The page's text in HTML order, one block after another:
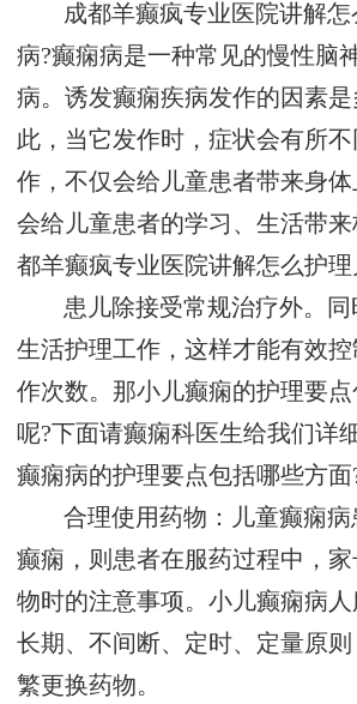
成都羊癫疯专业医院讲解
病?癫痫病是一种常见的慢性脑
病。诱发癫痫疾病发作的因素是
此，当它发作时，症状会有所
作，不仅会给儿童患者带来身体
会给儿童患者的学习、生活带
都羊癫疯专业医院讲解怎么护理
患儿除接受常规治疗外。
生活护理工作，这样才能有效
作次数。那小儿癫痫的护理要
呢?下面请癫痫科医生给我们详
癫痫病的护理要点包括哪些方面
合理使用药物：儿童癫痫
癫痫，则患者在服药过程中，
物时的注意事项。小儿癫痫病
长期、不间断、定时、定量原
繁更换药物。